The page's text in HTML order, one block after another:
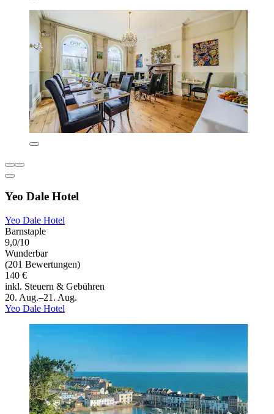
Yeo Dale Hotel
Yeo Dale Hotel
Barnstaple
9,0/10
Wunderbar
(201 Bewertungen)
140 €
inkl. Steuern & Gebühren
20. Aug.–21. Aug.
Yeo Dale Hotel